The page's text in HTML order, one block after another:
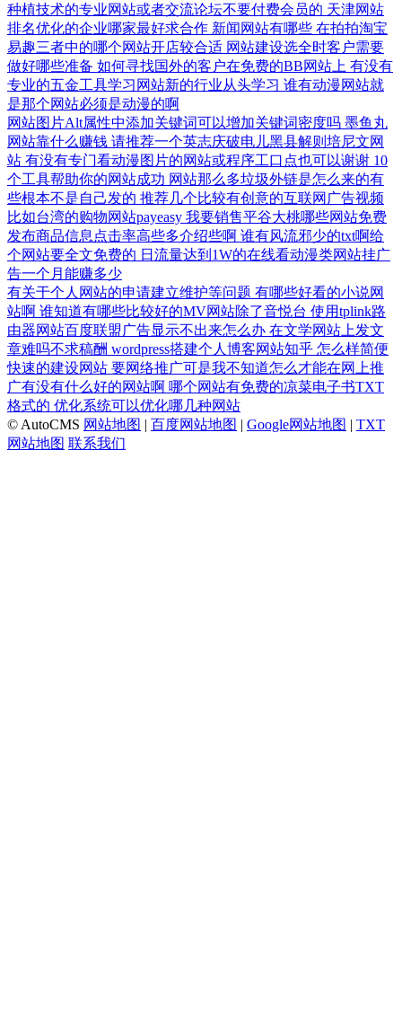
种植技术的专业网站或者交流论坛不要付费会员的 天津网站
排名优化的企业哪家最好求合作 新闻网站有哪些 在拍拍淘宝
易趣三者中的哪个网站开店较合适 网站建设选全时客户需要
做好哪些准备 如何寻找国外的客户在免费的BB网站上 有没有
专业的五金工具学习网站新的行业从头学习 谁有动漫网站就
是那个网站必须是动漫的啊
网站图片Alt属性中添加关键词可以增加关键词密度吗 墨鱼丸
网站靠什么赚钱 请推荐一个英志庆破电儿黑县解则培尼文网
站 有没有专门看动漫图片的网站或程序工口点也可以谢谢 10
个工具帮助你的网站成功 网站那么多垃圾外链是怎么来的有
些根本不是自己发的 推荐几个比较有创意的互联网广告视频
比如台湾的购物网站payeasy 我要销售平谷大桃哪些网站免费
发布商品信息点击率高些多介绍些啊 谁有风流邪少的txt啊给
个网站要全文免费的 日流量达到1W的在线看动漫类网站挂广
告一个月能赚多少
有关于个人网站的申请建立维护等问题 有哪些好看的小说网
站啊 谁知道有哪些比较好的MV网站除了音悦台 使用tplink路
由器网站百度联盟广告显示不出来怎么办 在文学网站上发文
章难吗不求稿酬 wordpress搭建个人博客网站知乎 怎么样简便
快速的建设网站 要网络推广可是我不知道怎么才能在网上推
广有没有什么好的网站啊 哪个网站有免费的凉菜电子书TXT
格式的 优化系统可以优化哪几种网站
© AutoCMS 网站地图 | 百度网站地图 | Google网站地图 | TXT
网站地图 联系我们